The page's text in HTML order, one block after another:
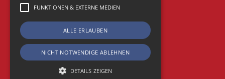
FUNKTIONEN & EXTERNE MEDIEN
ALLE ERLAUBEN
NICHT NOTWENDIGE ABLEHNEN
DETAILS ZEIGEN